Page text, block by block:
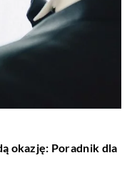
okazję: Poradnik dla